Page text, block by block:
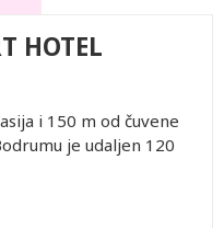
HOTEL
i 150 m od čuvene
je udaljen 120